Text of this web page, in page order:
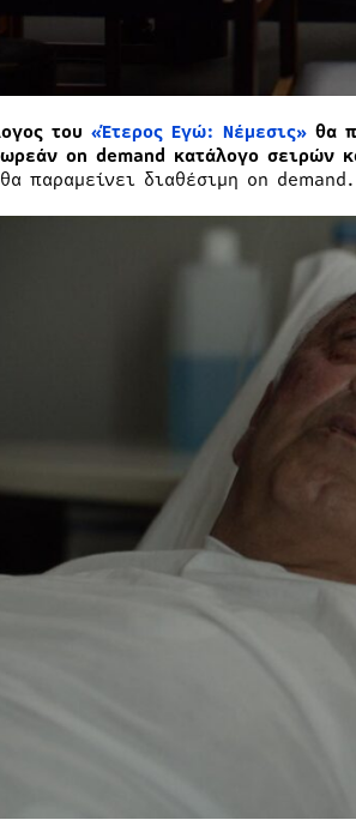
του «Έτερος Εγώ: Νέμεσις»θα
on demand κατάλογο σειρών
παραμείνει διαθέσιμη on demand.